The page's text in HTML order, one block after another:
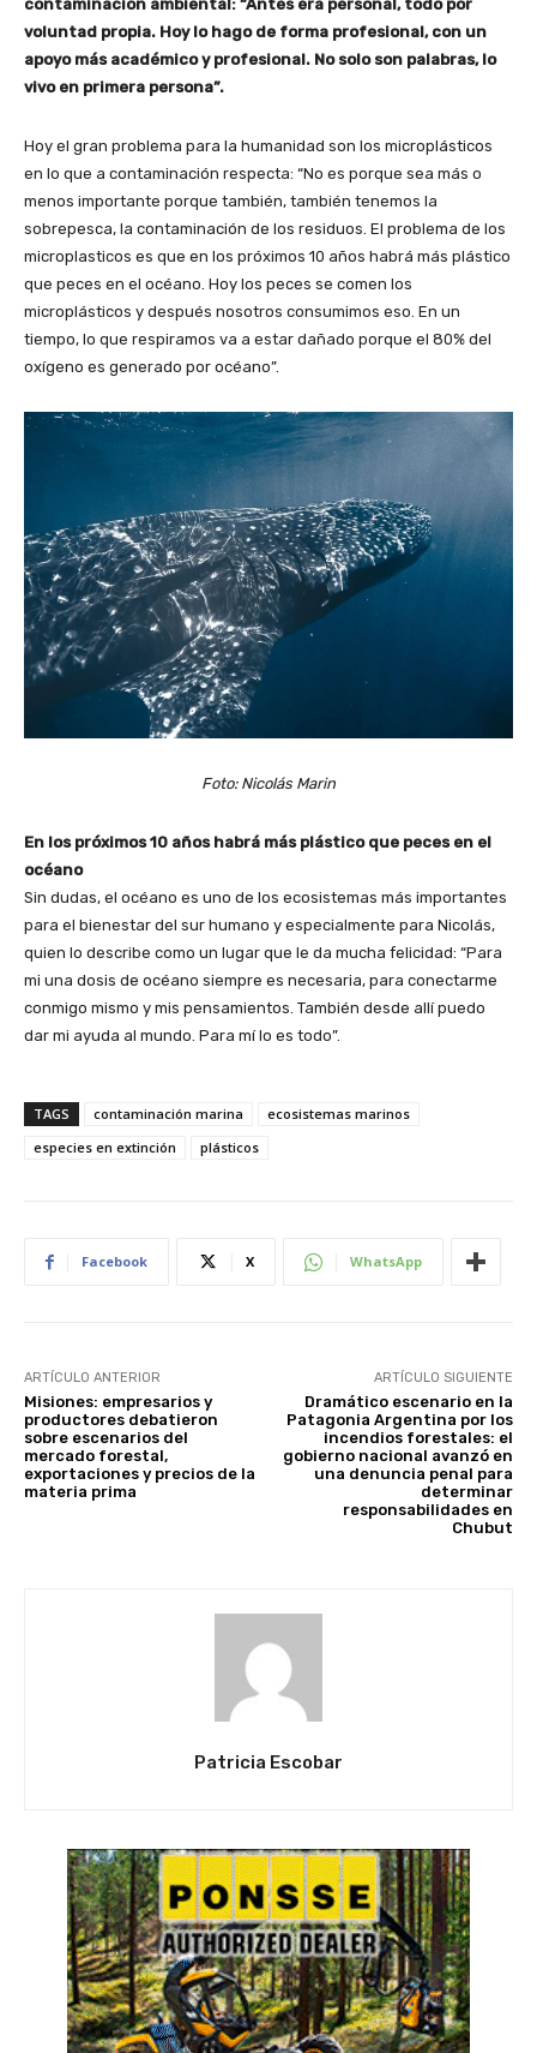
contaminación ambiental: “Antes era personal, todo por
voluntad propia. Hoy lo hago de forma profesional, con un
apoyo más académico y profesional. No solo son palabras, lo
vivo en primera persona”.
Hoy el gran problema para la humanidad son los microplásticos
en lo que a contaminación respecta: “No es porque sea más o
menos importante porque también, también tenemos la
sobrepesca, la contaminación de los residuos. El problema de los
microplasticos es que en los próximos 10 años habrá más plástico
que peces en el océano. Hoy los peces se comen los
microplásticos y después nosotros consumimos eso. En un
tiempo, lo que respiramos va a estar dañado porque el 80% del
oxígeno es generado por océano”.
Foto: Nicolás Marin
En los próximos 10 años habrá más plástico que peces en el
océano
Sin dudas, el océano es uno de los ecosistemas más importantes
para el bienestar del sur humano y especialmente para Nicolás,
quien lo describe como un lugar que le da mucha felicidad: “Para
mi una dosis de océano siempre es necesaria, para conectarme
conmigo mismo y mis pensamientos. También desde allí puedo
dar mi ayuda al mundo. Para mí lo es todo”.
TAGS contaminación marina
ecosistemas marinos
especies en extinción
plásticos
Facebook X WhatsApp
ARTÍCULO ANTERIOR
Misiones: empresarios y
productores debatieron
sobre escenarios del
mercado forestal,
exportaciones y precios de la
materia prima
ARTÍCULO SIGUIENTE
Dramático escenario en la
Patagonia Argentina por los
incendios forestales: el
gobierno nacional avanzó en
una denuncia penal para
determinar
responsabilidades en
Chubut
Patricia Escobar